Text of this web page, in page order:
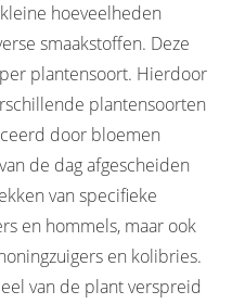
hoeveelheden
smaakstoffen. Deze
plantensoort. Hierdoor
plantensoorten
door bloemen
de dag afgescheiden
van specifieke
en hommels, maar ook
en kolibries.
van de plant verspreid